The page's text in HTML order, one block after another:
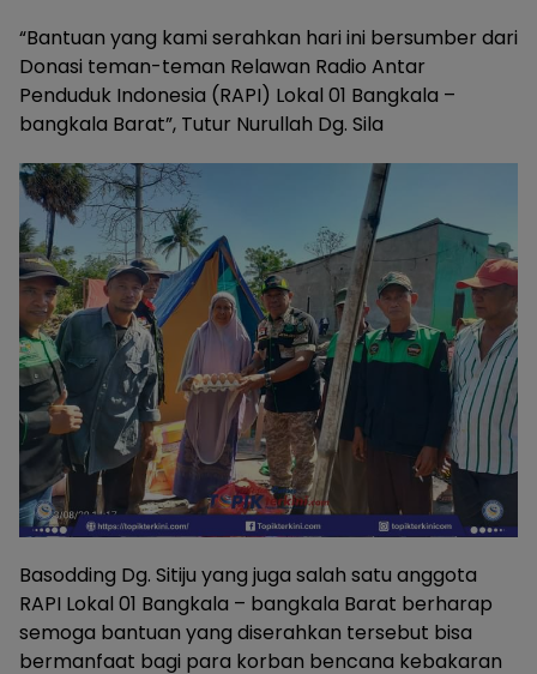
“Bantuan yang kami serahkan hari ini bersumber dari
Donasi teman-teman Relawan Radio Antar
Penduduk Indonesia (RAPI) Lokal 01 Bangkala –
bangkala Barat”, Tutur Nurullah Dg. Sila
Basodding Dg. Sitiju yang juga salah satu anggota
RAPI Lokal 01 Bangkala – bangkala Barat berharap
semoga bantuan yang diserahkan tersebut bisa
bermanfaat bagi para korban bencana kebakaran